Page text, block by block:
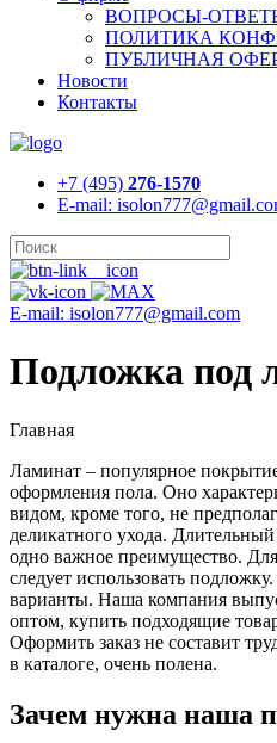
ВОПРОСЫ-
ПОЛИТИКА
ПУБЛИЧНАЯ
Новости
Контакты
+7 (495) 276-1570
E-mail:
E-mail: isolon777@gmail.com
Подложка под
Главная
Ламинат – популярное
оформления пола. Оно
видом, кроме того, не
деликатного ухода.
одно важное преимущество.
следует использовать
варианты. Наша компания
оптом, купить подходящие
Оформить заказ не составит
в каталоге, очень полена.
Зачем нужна наша